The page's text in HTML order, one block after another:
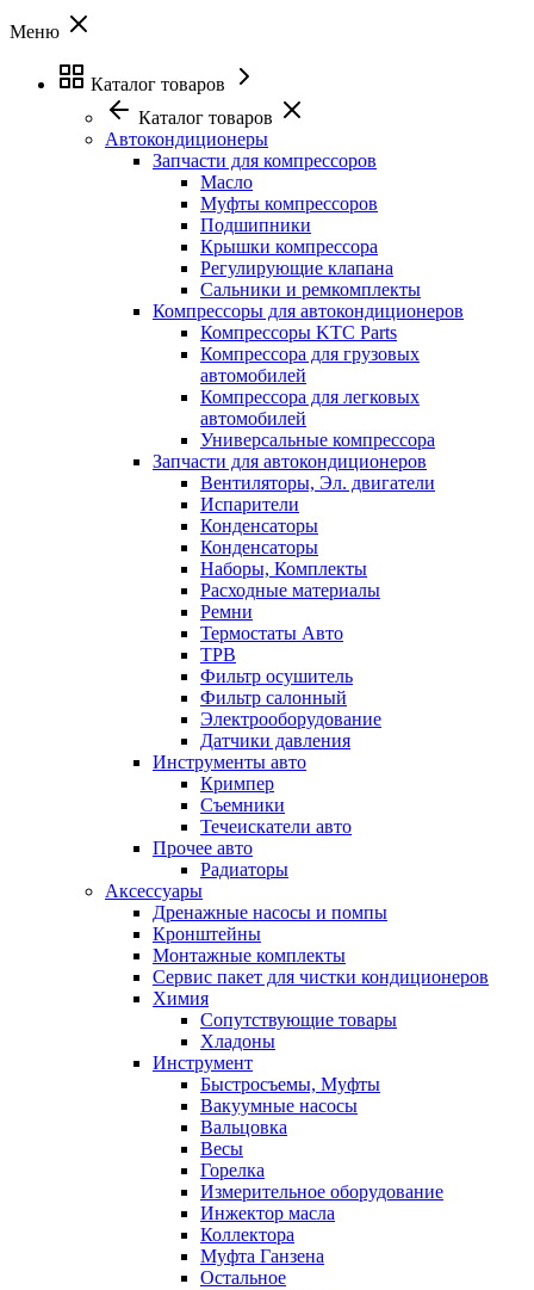
Меню
Каталог товаров
Каталог товаров
Автокондиционеры
Запчасти для компрессоров
Масло
Муфты компрессоров
Подшипники
Крышки компрессора
Регулирующие клапана
Сальники и ремкомплекты
Компрессоры для автокондиционеров
Компрессоры KTC Parts
Компрессора для грузовых
автомобилей
Компрессора для легковых
автомобилей
Универсальные компрессора
Запчасти для автокондиционеров
Вентиляторы, Эл. двигатели
Испарители
Конденсаторы
Конденсаторы
Наборы, Комплекты
Расходные материалы
Ремни
Термостаты Авто
ТРВ
Фильтр осушитель
Фильтр салонный
Электрооборудование
Датчики давления
Инструменты авто
Кримпер
Съемники
Течеискатели авто
Прочее авто
Радиаторы
Аксессуары
Дренажные насосы и помпы
Кронштейны
Монтажные комплекты
Сервис пакет для чистки кондиционеров
Химия
Сопутствующие товары
Хладоны
Инструмент
Быстросъемы, Муфты
Вакуумные насосы
Вальцовка
Весы
Горелка
Измерительное оборудование
Инжектор масла
Коллектора
Муфта Ганзена
Остальное